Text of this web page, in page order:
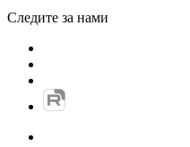
Следите за нами